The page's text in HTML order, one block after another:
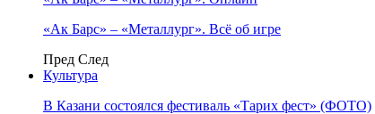
«Ак Барс» – «Металлург». Всё об игре
Пред След
Культура
В Казани состоялся фестиваль «Тарих фест» (ФОТО)